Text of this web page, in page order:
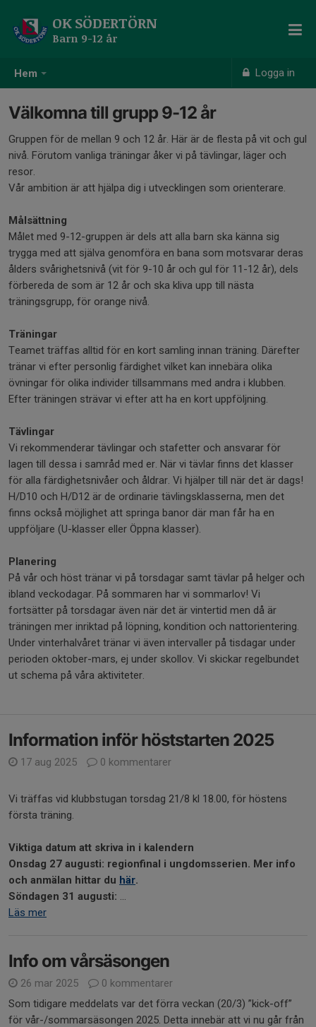
Hem Logga in
OK SÖDERTÖRN
Barn 9-12 år
Välkomna till grupp 9-12 år
Gruppen för de mellan 9 och 12 år. Här är de flesta på vit och gul
nivå. Förutom vanliga träningar åker vi på tävlingar, läger och
resor.
Vår ambition är att hjälpa dig i utvecklingen som orienterare.
Målsättning
Målet med 9-12-gruppen är dels att alla barn ska känna sig
trygga med att själva genomföra en bana som motsvarar deras
ålders svårighetsnivå (vit för 9-10 år och gul för 11-12 år), dels
förbereda de som är 12 år och ska kliva upp till nästa
träningsgrupp, för orange nivå.
Träningar
Teamet träffas alltid för en kort samling innan träning. Därefter
tränar vi efter personlig färdighet vilket kan innebära olika
övningar för olika individer tillsammans med andra i klubben.
Efter träningen strävar vi efter att ha en kort uppföljning.
Tävlingar
Vi rekommenderar tävlingar och stafetter och ansvarar för
lagen till dessa i samråd med er. När vi tävlar finns det klasser
för alla färdighetsnivåer och åldrar. Vi hjälper till när det är dags!
H/D10 och H/D12 är de ordinarie tävlingsklasserna, men det
finns också möjlighet att springa banor där man får ha en
uppföljare (U-klasser eller Öppna klasser).
Planering
På vår och höst tränar vi på torsdagar samt tävlar på helger och
ibland veckodagar. På sommaren har vi sommarlov! Vi
fortsätter på torsdagar även när det är vintertid men då är
träningen mer inriktad på löpning, kondition och nattorientering.
Under vinterhalvåret tränar vi även intervaller på tisdagar under
perioden oktober-mars, ej under skollov. Vi skickar regelbundet
ut schema på våra aktiviteter.
Information inför höststarten 2025
17 aug 2025 0 kommentarer
Vi träffas vid klubbstugan torsdag 21/8 kl 18.00, för höstens
första träning.
Viktiga datum att skriva in i kalendern
Onsdag 27 augusti: regionfinal i ungdomsserien. Mer info
och anmälan hittar du här.
Söndagen 31 augusti: ...
Läs mer
Info om vårsäsongen
26 mar 2025
0 kommentarer
Som tidigare meddelats var det förra veckan (20/3) ”kick-off”
för vår-/sommarsäsongen 2025. Detta innebär att vi nu går från